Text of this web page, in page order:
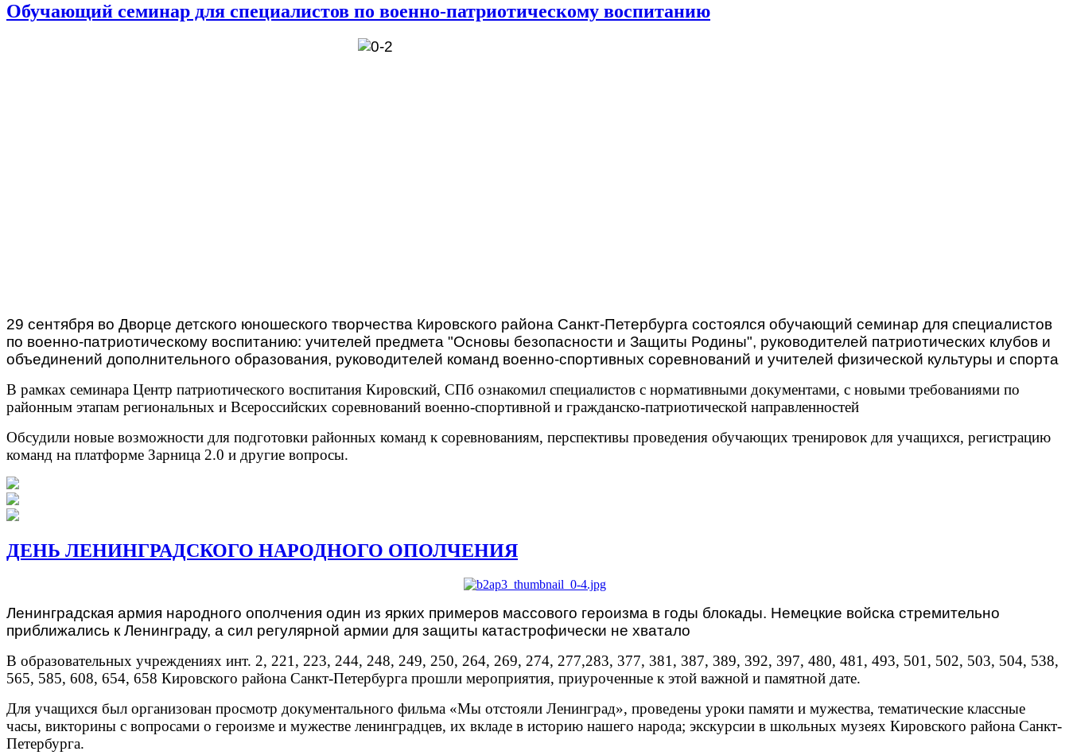
Обучающий семинар для специалистов по военно-патриотическому воспитанию
29 сентября во Дворце детского юношеского творчества Кировского района Санкт-Петербурга состоялся обучающий семинар для специалистов
по военно-патриотическому воспитанию: учителей предмета "Основы безопасности и Защиты Родины", руководителей патриотических клубов и
объединений дополнительного образования, руководителей команд военно-спортивных соревнований и учителей физической культуры и спорта
В рамках семинара Центр патриотического воспитания Кировский, СПб ознакомил специалистов с нормативными документами, с новыми требованиями по
районным этапам региональных и Всероссийских соревнований военно-спортивной и гражданско-патриотической направленностей
Обсудили новые возможности для подготовки районных команд к соревнованиям, перспективы проведения обучающих тренировок для учащихся, регистрацию
команд на платформе Зарница 2.0 и другие вопросы.
ДЕНЬ ЛЕНИНГРАДСКОГО НАРОДНОГО ОПОЛЧЕНИЯ
Ленинградская армия народного ополчения один из ярких примеров массового героизма в годы блокады. Немецкие войска стремительно
приближались к Ленинграду, а сил регулярной армии для защиты катастрофически не хватало
В образовательных учреждениях инт. 2, 221, 223, 244, 248, 249, 250, 264, 269, 274, 277,283, 377, 381, 387, 389, 392, 397, 480, 481, 493, 501, 502, 503, 504, 538,
565, 585, 608, 654, 658 Кировского района Санкт-Петербурга прошли мероприятия, приуроченные к этой важной и памятной дате️.
Для учащихся был организован просмотр документального фильма «Мы отстояли Ленинград», проведены уроки памяти и мужества, тематические классные
часы, викторины с вопросами о героизме и мужестве ленинградцев, их вкладе в историю нашего народа; экскурсии в школьных музеях Кировского района Санкт-
Петербурга.